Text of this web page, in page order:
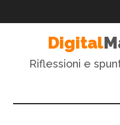
Digital
Riflessioni e